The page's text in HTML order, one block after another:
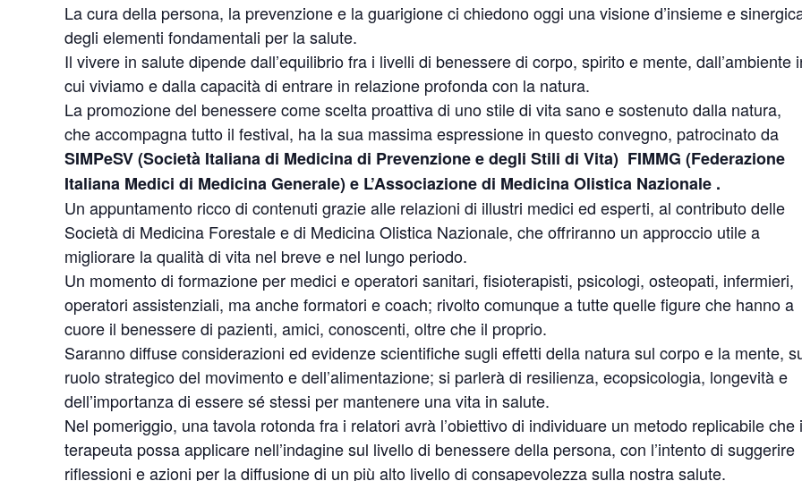
La cura della persona, la prevenzione e la guarigione ci chiedono oggi una visione d’insieme e
degli elementi fondamentali per la salute.
Il vivere in salute dipende dall’equilibrio fra i livelli di benessere di corpo, spirito e mente, dall’ambiente
cui viviamo e dalla capacità di entrare in relazione profonda con la natura.
La promozione del benessere come scelta proattiva di uno stile di vita sano e sostenuto dalla natura,
che accompagna tutto il festival, ha la sua massima espressione in questo convegno, patrocinato da
SIMPeSV (Società Italiana di Medicina di Prevenzione e degli Stili di Vita) FIMMG (Federazione
Italiana Medici di Medicina Generale) e L’Associazione di Medicina Olistica Nazionale .
Un appuntamento ricco di contenuti grazie alle relazioni di illustri medici ed esperti, al contributo delle
Società di Medicina Forestale e di Medicina Olistica Nazionale, che offriranno un approccio utile a
migliorare la qualità di vita nel breve e nel lungo periodo.
Un momento di formazione per medici e operatori sanitari, fisioterapisti, psicologi, osteopati, infermieri,
operatori assistenziali, ma anche formatori e coach; rivolto comunque a tutte quelle figure che hanno a
cuore il benessere di pazienti, amici, conoscenti, oltre che il proprio.
Saranno diffuse considerazioni ed evidenze scientifiche sugli effetti della natura sul corpo e la mente,
ruolo strategico del movimento e dell’alimentazione; si parlerà di resilienza, ecopsicologia, longevità e
dell’importanza di essere sé stessi per mantenere una vita in salute.
Nel pomeriggio, una tavola rotonda fra i relatori avrà l’obiettivo di individuare un metodo replicabile che
terapeuta possa applicare nell’indagine sul livello di benessere della persona, con l’intento di suggerire
riflessioni e azioni per la diffusione di un più alto livello di consapevolezza sulla nostra salute.